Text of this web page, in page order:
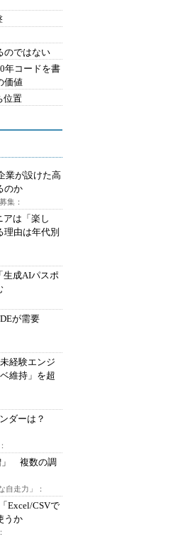
のではない
年コードを書
価値
位置
業が設けた高
のか
集：
アは「楽し
由は年代別
成AIパスポ
が需要
経験エンジ
維持」を超
ダーは？
」 複数の調
自走力」：
Excel/CSVで
うか